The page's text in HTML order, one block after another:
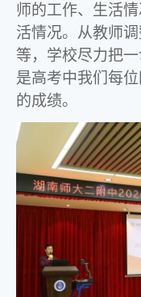
师的工作、生活
活情况。从教师
等，学校尽力把
是高考中我们每
的成绩。